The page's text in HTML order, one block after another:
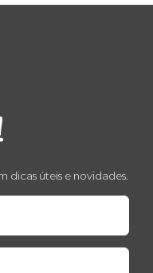
dicas úteis e novidades.